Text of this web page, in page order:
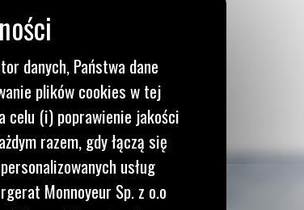
danych, Państwa dane
plików cookies w tej
celu (i) poprawienie jakości
razem, gdy łączą się
usług
Monnoyeur Sp. z o.o